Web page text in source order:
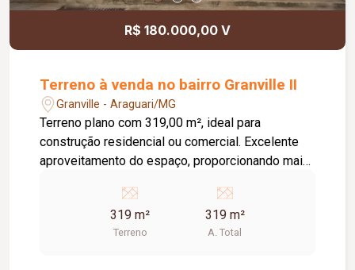
R$ 180.000,00 V
Terreno à venda no bairro Granville II
Granville - Araguari/MG
Terreno plano com 319,00 m², ideal para
construção residencial ou comercial. Excelente
aproveitamento do espaço, proporcionando mais
potencial de valorização.
319 m²
Terreno
319 m²
A. Total